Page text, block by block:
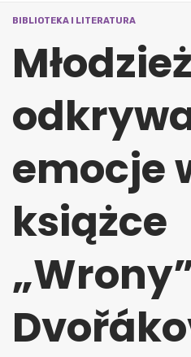
BIBLIOTEKA I LITERATURA
Młodzież
emocje
książce